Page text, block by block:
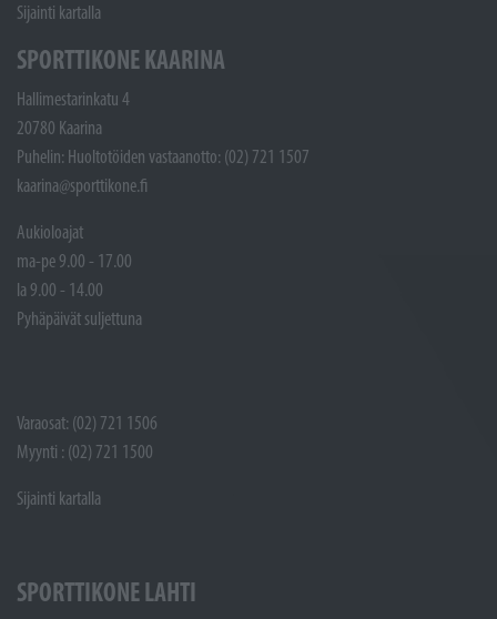
Sijainti kartalla
SPORTTIKONE KAARINA
Hallimestarinkatu 4
20780 Kaarina
Puhelin: Huoltotöiden vastaanotto: (02) 721 1507
kaarina@sporttikone.fi
Aukioloajat
ma-pe 9.00 - 17.00
la 9.00 - 14.00
Pyhäpäivät suljettuna
Varaosat: (02) 721 1506
Myynti : (02) 721 1500
Sijainti kartalla
SPORTTIKONE LAHTI